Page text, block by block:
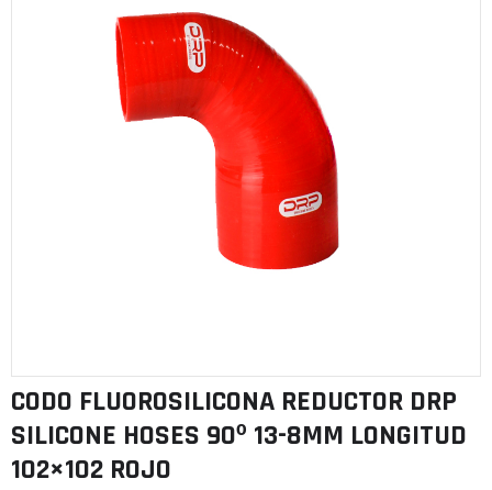
CODO FLUOROSILICONA REDUCTOR DRP
SILICONE HOSES 90º 13-8MM LONGITUD
102×102 ROJO